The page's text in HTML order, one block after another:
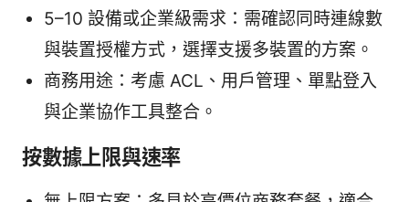
5–10 設備或企業級需求：需確認同時連線數
與裝置授權方式，選擇支援多裝置的方案。
商務用途：考慮 ACL、用戶管理、單點登入
與企業協作工具整合。
按數據上限與速率